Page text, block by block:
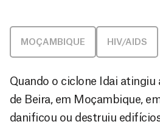
MOÇAMBIQUE HIV/AIDS
Quando o ciclone Idai atingiu
de Beira, em Moçambique,
danificou ou destruiu